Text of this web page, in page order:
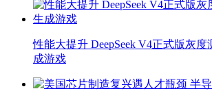
性能大提升 DeepSeek V4正式版灰
成游戏